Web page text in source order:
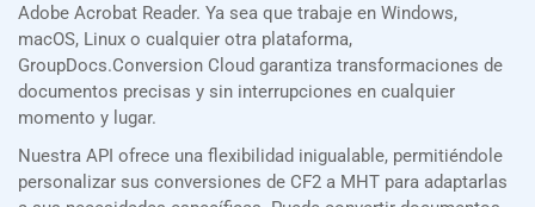
Adobe Acrobat Reader. Ya sea que trabaje en Windows,
macOS, Linux o cualquier otra plataforma,
GroupDocs.Conversion Cloud garantiza transformaciones de
documentos precisas y sin interrupciones en cualquier
momento y lugar.
Nuestra API ofrece una flexibilidad inigualable, permitiéndole
personalizar sus conversiones de CF2 a MHT para adaptarlas